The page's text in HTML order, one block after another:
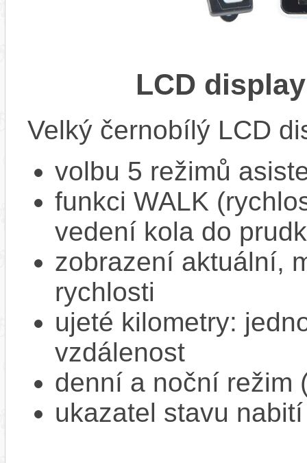
LCD
Velký černobílý LCD
volbu 5 režimů
funkci WALK
vedení kola do
zobrazení aktuální,
rychlosti
ujeté kilometry:
vzdálenost
denní a noční režim
ukazatel stavu